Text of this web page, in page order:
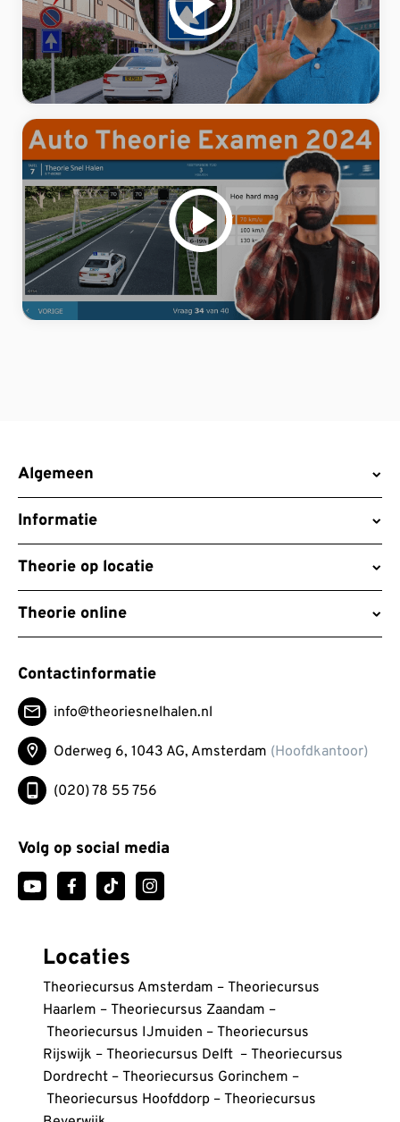
Algemeen
Informatie
Theorie op locatie
Theorie online
Contactinformatie
info@theoriesnelhalen.nl
Oderweg 6, 1043 AG, Amsterdam (Hoofdkantoor)
(020) 78 55 756
Volg op social media
Locaties
Theoriecursus Amsterdam – Theoriecursus
Haarlem – Theoriecursus Zaandam –
Theoriecursus IJmuiden – Theoriecursus
Rijswijk – Theoriecursus Delft – Theoriecursus
Dordrecht – Theoriecursus Gorinchem –
Theoriecursus Hoofddorp – Theoriecursus